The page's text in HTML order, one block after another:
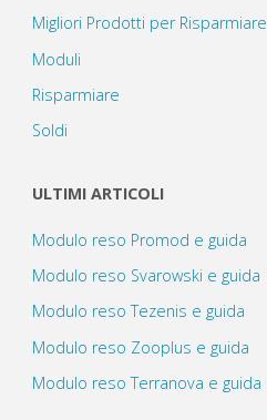
Migliori Prodotti per Risparmiare
Moduli
Risparmiare
Soldi
ULTIMI ARTICOLI
Modulo reso Promod e guida
Modulo reso Svarowski e guida
Modulo reso Tezenis e guida
Modulo reso Zooplus e guida
Modulo reso Terranova e guida